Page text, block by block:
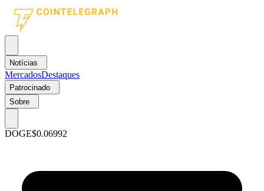
Notícias
MercadosDestaques
Patrocinado
Sobre
DOGE$0.06992